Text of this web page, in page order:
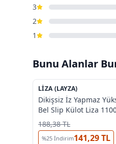
3
2
1
Bunu Alanlar
%47
LIZA (LAYZA)
Dikişsiz İz Yapmaz
Bel Slip Külot Liza
188,38 TL
%25 İndirim141,29 TL